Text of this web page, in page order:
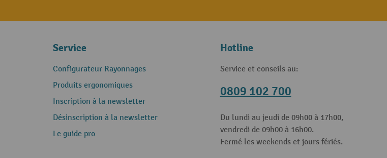
Service
Configurateur Rayonnages
Produits ergonomiques
Inscription à la newsletter
Désinscription à la newsletter
Le guide pro
Hotline
Service et conseils au:
0809 102 700
Du lundi au jeudi de 09h00 à 17h00,
vendredi de 09h00 à 16h00.
Fermé les weekends et jours fériés.